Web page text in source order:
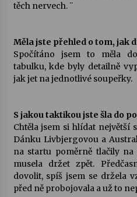
Varhanní
Želiv
3. 7. 2026
těch nervech. ¨
Měla jste přehled o tom, jak
Spočítáno jsem to měla
tabulku, kde byly detailně
jak jet na jednotlivé soupeřky.
S jakou taktikou jste šla do
Chtěla jsem si hlídat největší
Dánku Livbjergovou a
na startu poměrně tlačily
musela držet zpět.
dovolit, spíš jsem se držela
před ně probojovala a už to